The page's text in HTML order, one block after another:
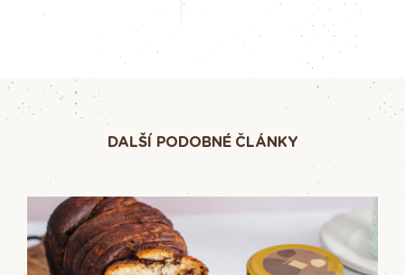
DALŠÍ PODOBNÉ ČLÁNKY